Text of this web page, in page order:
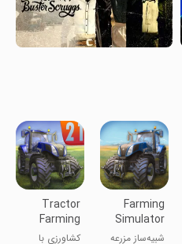
Farming
Simulator
16
شبیه‌ساز مزرعه
Tractor
Farming
and Farm
کشاورزی با